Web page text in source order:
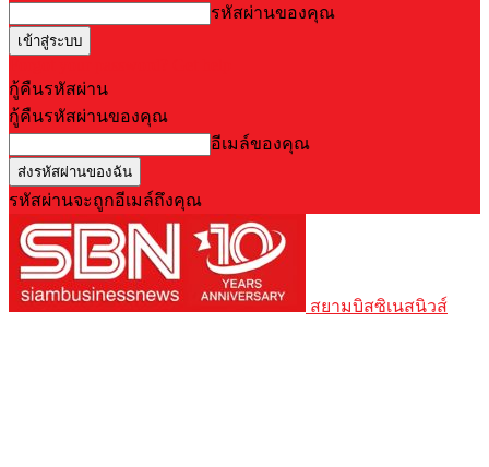
รหัสผ่านของคุณ
กู้คืนรหัสผ่าน
กู้คืนรหัสผ่านของคุณ
อีเมล์ของคุณ
รหัสผ่านจะถูกอีเมล์ถึงคุณ
สยามบิสซิเนสนิวส์